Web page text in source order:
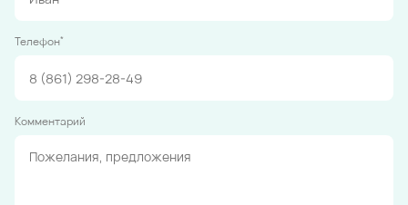
Телефон*
Комментарий